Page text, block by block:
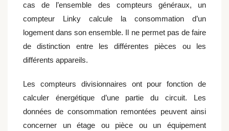
cas de l’ensemble des compteurs généraux, un
compteur Linky calcule la consommation d’un
logement dans son ensemble. Il ne permet pas de faire
de distinction entre les différentes pièces ou les
différents appareils.
Les compteurs divisionnaires ont pour fonction de
calculer énergétique d’une partie du circuit. Les
données de consommation remontées peuvent ainsi
concerner un étage ou pièce ou un équipement